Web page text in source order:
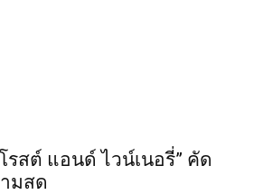
รสต์ แอนด์ ไวน์เนอรี่” คัด
มสด